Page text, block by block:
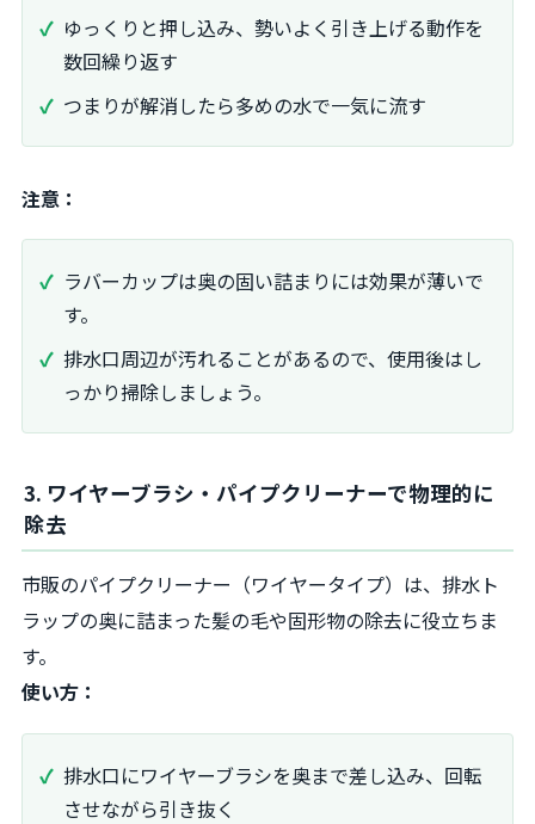
ゆっくりと押し込み、勢いよく引き上げる動作を
数回繰り返す
つまりが解消したら多めの水で一気に流す
注意：
ラバーカップは奥の固い詰まりには効果が薄いで
す。
排水口周辺が汚れることがあるので、使用後はし
っかり掃除しましょう。
3. ワイヤーブラシ・パイプクリーナーで物理的に
除去
市販のパイプクリーナー（ワイヤータイプ）は、排水ト
ラップの奥に詰まった髪の毛や固形物の除去に役立ちま
す。
使い方：
排水口にワイヤーブラシを奥まで差し込み、回転
させながら引き抜く